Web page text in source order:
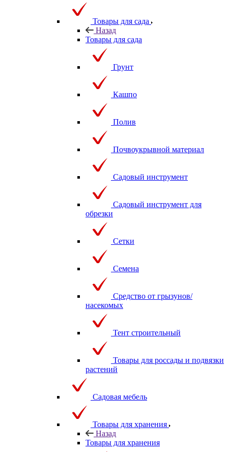
Товары для сада
Назад
Товары для сада
Грунт
Кашпо
Полив
Почвоукрывной материал
Садовый инструмент
Садовый инструмент для
обрезки
Сетки
Семена
Средство от грызунов/
насекомых
Тент строительный
Товары для россады и подвязки
растений
Садовая мебель
Товары для хранения
Назад
Товары для хранения